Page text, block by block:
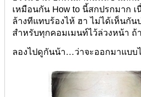
เหมือนกัน How to นี้สกปรกมาก
ล้างทีแทบร้องไห้ ฮา ไม่ได้เห็นกั
สำหรับทุกคอมเมนท์ไว้ล่วงหน้า ถ้
ลองไปดูกันน้า…ว่าจะออกมาแบบ